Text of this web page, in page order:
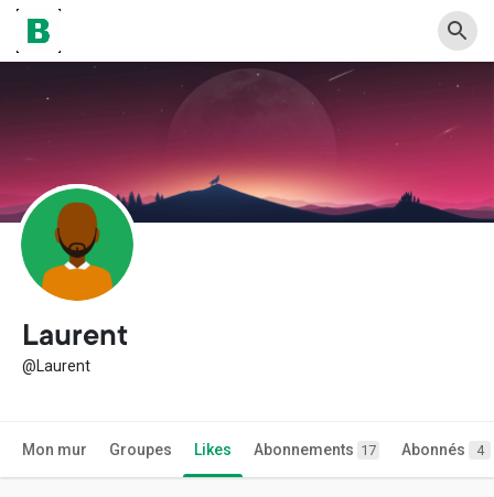
Laurent
@Laurent
Mon mur Groupes Likes Abonnements 17 Abonnés 4